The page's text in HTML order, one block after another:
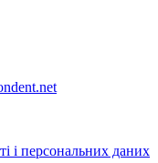
і персональних даних